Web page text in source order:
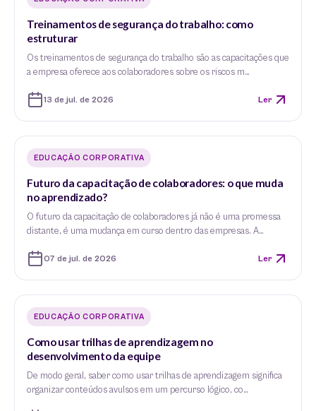
Treinamentos de segurança do trabalho: como
estruturar
Os treinamentos de segurança do trabalho são as capacitações que
a empresa oferece aos colaboradores sobre os riscos m…
13 de jul. de 2026 Ler
EDUCAÇÃO CORPORATIVA
Futuro da capacitação de colaboradores: o que muda
no aprendizado?
O futuro da capacitação de colaboradores já não é uma promessa
distante, é uma mudança em curso dentro das empresas. A…
07 de jul. de 2026 Ler
EDUCAÇÃO CORPORATIVA
Como usar trilhas de aprendizagem no
desenvolvimento da equipe
De modo geral, saber como usar trilhas de aprendizagem significa
organizar conteúdos avulsos em um percurso lógico, co…